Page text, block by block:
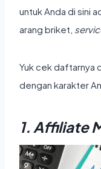
untuk Anda di sini
arang briket,
Yuk cek daftarnya
dengan karakter
1. Affiliate